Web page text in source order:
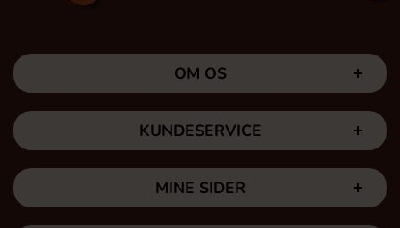
OM OS
KUNDESERVICE
MINE SIDER